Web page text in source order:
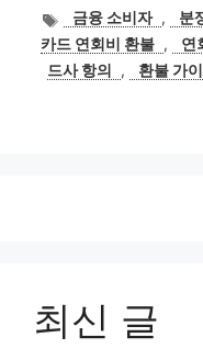
태
그
금융 소비자 , 분
카드 연회비 환불 , 연
드사 항의
, 환불 가
최신 글